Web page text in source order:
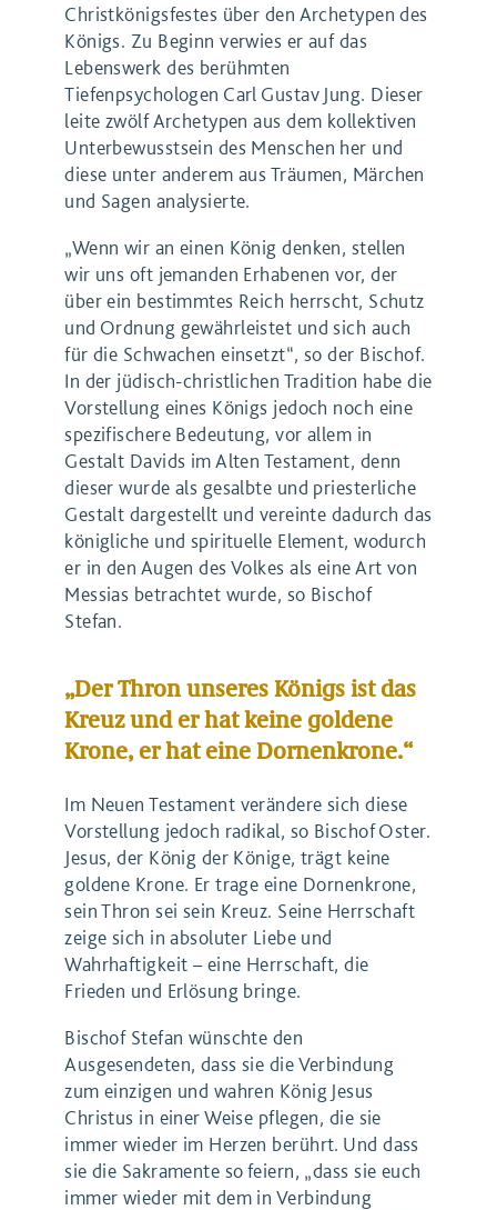
Christkönigsfestes über den Archetypen des
Königs. Zu Beginn verwies er auf das
Lebenswerk des berühmten
Tiefenpsychologen Carl Gustav Jung. Dieser
leite zwölf Archetypen aus dem kollektiven
Unterbewusstsein des Menschen her und
diese unter anderem aus Träumen, Märchen
und Sagen analysierte.
„Wenn wir an einen König denken, stellen
wir uns oft jemanden Erhabenen vor, der
über ein bestimmtes Reich herrscht, Schutz
und Ordnung gewährleistet und sich auch
für die Schwachen einsetzt“, so der Bischof.
In der jüdisch-christlichen Tradition habe die
Vorstellung eines Königs jedoch noch eine
spezifischere Bedeutung, vor allem in
Gestalt Davids im Alten Testament, denn
dieser wurde als gesalbte und priesterliche
Gestalt dargestellt und vereinte dadurch das
königliche und spirituelle Element, wodurch
er in den Augen des Volkes als eine Art von
Messias betrachtet wurde, so Bischof
Stefan.
„Der Thron unseres Königs ist das
Kreuz und er hat keine goldene
Krone, er hat eine Dornenkrone.“
Im Neuen Testament verändere sich diese
Vorstellung jedoch radikal, so Bischof Oster.
Jesus, der König der Könige, trägt keine
goldene Krone. Er trage eine Dornenkrone,
sein Thron sei sein Kreuz. Seine Herrschaft
zeige sich in absoluter Liebe und
Wahrhaftigkeit – eine Herrschaft, die
Frieden und Erlösung bringe.
Bischof Stefan wünschte den
Ausgesendeten, dass sie die Verbindung
zum einzigen und wahren König Jesus
Christus in einer Weise pflegen, die sie
immer wieder im Herzen berührt. Und dass
sie die Sakramente so feiern, „dass sie euch
immer wieder mit dem in Verbindung